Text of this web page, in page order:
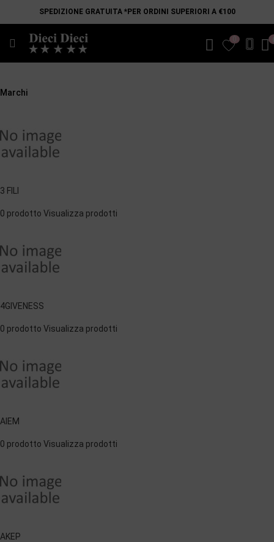
SPEDIZIONE GRATUITA *PER ORDINI SUPERIORI A €100
favorite
Marchi
3 FILI
0 prodotto Visualizza prodotti
4GIVENESS
0 prodotto Visualizza prodotti
AIEM
0 prodotto Visualizza prodotti
AKEP